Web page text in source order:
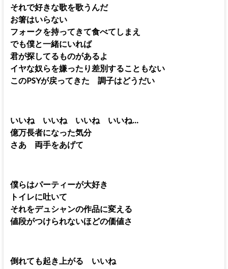
それで好きな歌を歌うんだ
お箸はいらない
フォークを持ってきて食べてしまえ
でも僕と一緒にいれば
君が探してるものがあるよ
イヤな奴らを嫌ったり差別することもない
このPSYが戻ってきた 調子はどうだい
いいね いいね いいね いいね…
億万長者になった気分
さあ 両手をあげて
僕らはパーティーが大好き
トイレに吐いて
それをデュシャンの作品に変える
値段がつけられないほどの価値さ
倒れても起き上がる いいね